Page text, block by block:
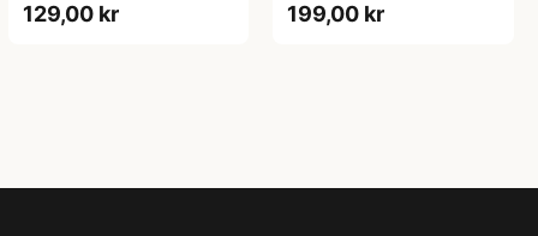
129,00 kr 199,00 kr